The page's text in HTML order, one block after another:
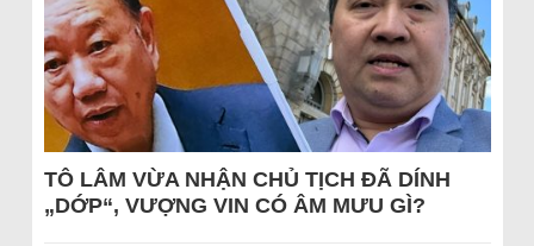
TÔ LÂM VỪA NHẬN CHỦ TỊCH ĐÃ DÍNH
„DỚP“, VƯỢNG VIN CÓ ÂM MƯU GÌ?